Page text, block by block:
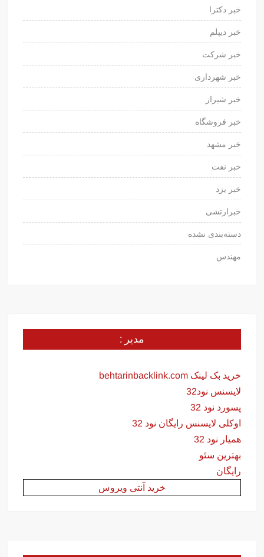
خبر دکترا
خبر دیپلم
خبر شرکت
خبر شهرداری
خبر شیراز
خبر فروشگاه
خبر مشهد
خبر نفت
خبر یزد
خبرارتشی
دسته‌بندی نشده
مهندس
مدیر :
خرید بک لینک behtarinbacklink.com
لایسنس نود32
پسورد نود 32
اوکلی لایسنس رایگان نود 32
همیار نود 32
بهترین سئو
رایگان
خرید آنتی ویروس